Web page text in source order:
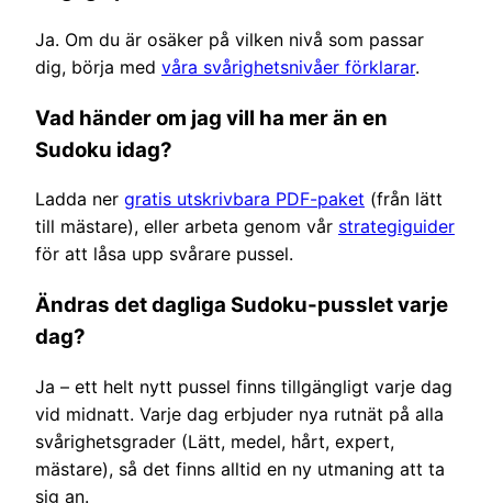
Ja. Om du är osäker på vilken nivå som passar
dig, börja med våra svårighetsnivåer förklarar.
Vad händer om jag vill ha mer än en
Sudoku idag?
Ladda ner gratis utskrivbara PDF-paket (från lätt
till mästare), eller arbeta genom vår strategiguider
för att låsa upp svårare pussel.
Ändras det dagliga Sudoku-pusslet varje
dag?
Ja – ett helt nytt pussel finns tillgängligt varje dag
vid midnatt. Varje dag erbjuder nya rutnät på alla
svårighetsgrader (Lätt, medel, hårt, expert,
mästare), så det finns alltid en ny utmaning att ta
sig an.